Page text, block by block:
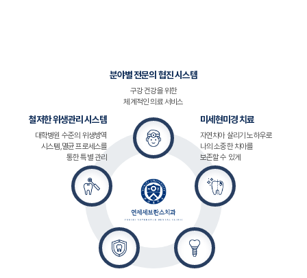
분야별 전문의 협진 시스템
구강 건강을 위한
체계적인 의료 서비스
미세현미경 치료
자연치아 살리기 노하우로
나의 소중한 치아를
보존할 수 있게
철저한 위생관리 시스템
대학병원 수준의 위생방역
시스템,멸균 프로세스를
통한 특별 관리